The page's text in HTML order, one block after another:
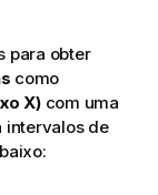
para obter
como
X)com uma
intervalos de